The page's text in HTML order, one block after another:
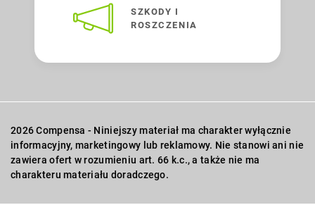
SZKODY I
ROSZCZENIA
2026 Compensa - Niniejszy materiał ma charakter wyłącznie
informacyjny, marketingowy lub reklamowy. Nie stanowi ani nie
zawiera ofert w rozumieniu art. 66 k.c., a także nie ma
charakteru materiału doradczego.